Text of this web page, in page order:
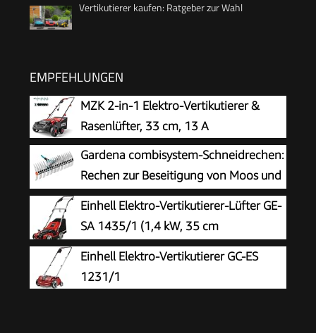
Vertikutierer kaufen: Ratgeber zur Wahl
EMPFEHLUNGEN
MZK 2-in-1 Elektro-Vertikutierer &
Rasenlüfter, 33 cm, 13 A
Gardena combisystem-Schneidrechen:
Rechen zur Beseitigung von Moos und
Rasenfilz, 35 cm Arbeitsbreite, aus
hochwertigem Qualitätsstahl, auch zum Rechen
von Unrat und Steinen geeignet (3392-20)
Einhell Elektro-Vertikutierer-Lüfter GE-
SA 1435/1 (1,4 kW, 35 cm
Arbeitsbreite, 4-stufige
Arbeitstiefeneinstellung, 28 L Fangsack)
Einhell Elektro-Vertikutierer GC-ES
1231/1